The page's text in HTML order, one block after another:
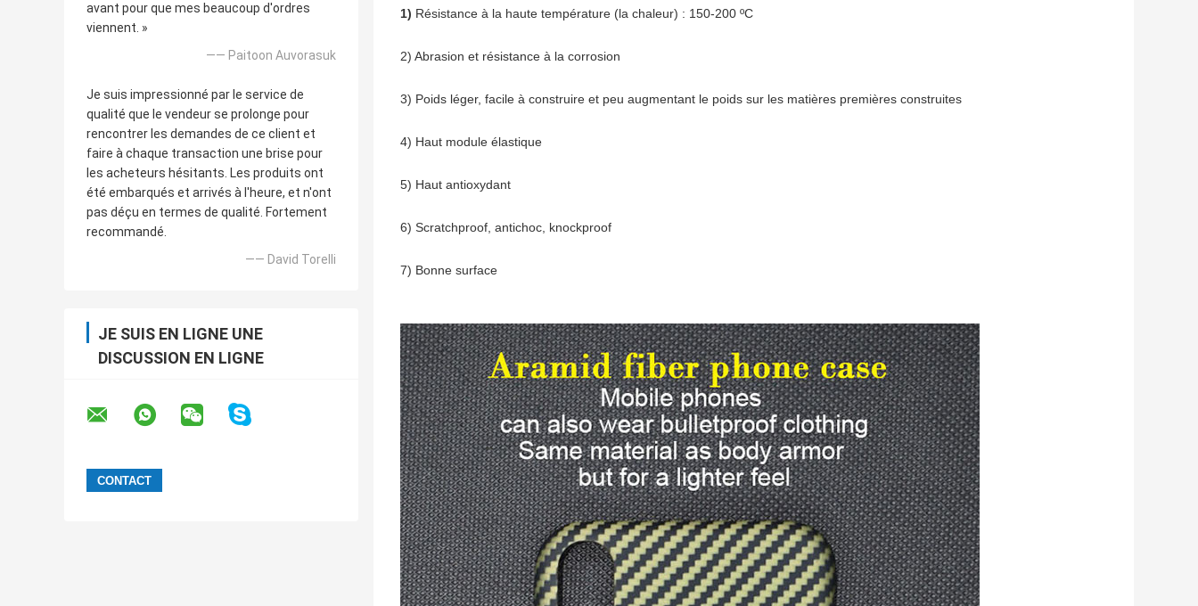
avant pour que mes beaucoup d'ordres
viennent. »
—— Paitoon Auvorasuk
Je suis impressionné par le service de
qualité que le vendeur se prolonge pour
rencontrer les demandes de ce client et
faire à chaque transaction une brise pour
les acheteurs hésitants. Les produits ont
été embarqués et arrivés à l'heure, et n'ont
pas déçu en termes de qualité. Fortement
recommandé.
—— David Torelli
JE SUIS EN LIGNE UNE
DISCUSSION EN LIGNE
1) Résistance à la haute température (la chaleur) : 150-200 ºC
2) Abrasion et résistance à la corrosion
3) Poids léger, facile à construire et peu augmentant le poids sur les matières premières construites
4) Haut module élastique
5) Haut antioxydant
6) Scratchproof, antichoc, knockproof
7) Bonne surface